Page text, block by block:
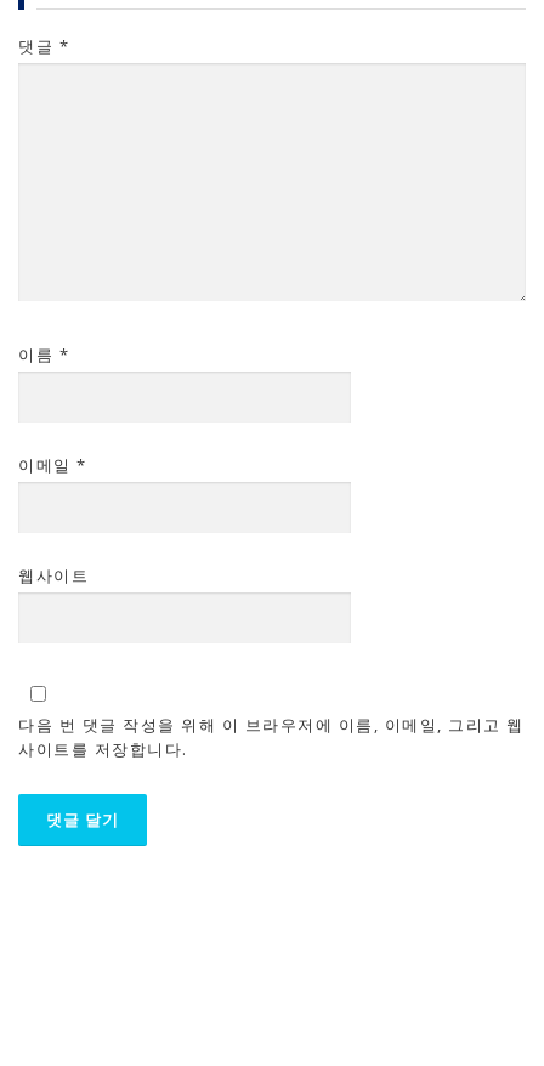
댓글 *
이름 *
이메일 *
웹사이트
다음 번 댓글 작성을 위해 이 브라우저에 이름, 이메일, 그리고 웹
사이트를 저장합니다.